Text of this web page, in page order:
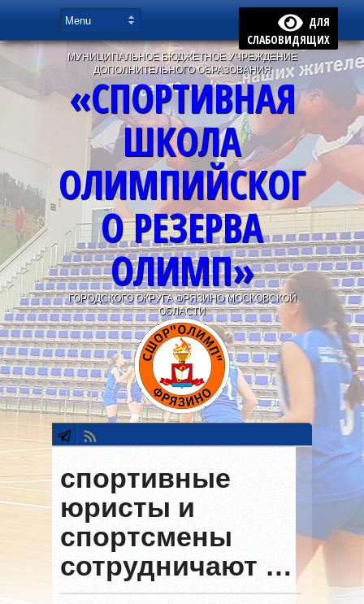
ДЛЯ
СЛАБОВИДЯЩИХ
МУНИЦИПАЛЬНОЕ БЮДЖЕТНОЕ УЧРЕЖДЕНИЕ
ДОПОЛНИТЕЛЬНОГО ОБРАЗОВАНИЯ
«СПОРТИВНАЯ
ШКОЛА
ОЛИМПИЙСКОГ
О РЕЗЕРВА
ОЛИМП»
ГОРОДСКОГО ОКРУГА ФРЯЗИНО МОСКОВСКОЙ
ОБЛАСТИ
спортивные
юристы и
спортсмены
сотрудничают …